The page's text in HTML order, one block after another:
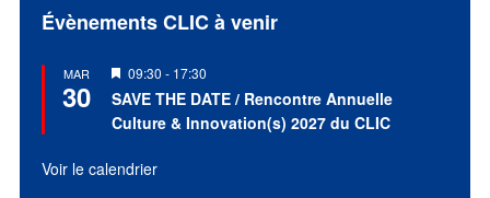
Évènements CLIC à venir
MAR
30
Mis
en
avant
09:30 - 17:30
SAVE THE DATE / Rencontre Annuelle
Culture & Innovation(s) 2027 du CLIC
Voir le calendrier